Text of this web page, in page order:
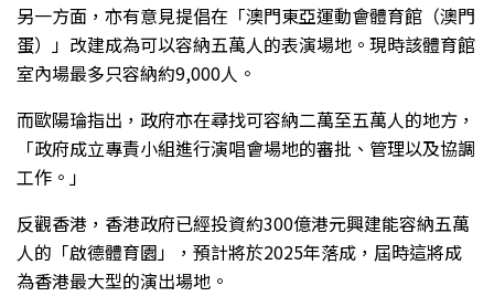
另一方面，亦有意見提倡在「澳門東亞運動會體育館（澳門
蛋）」改建成為可以容納五萬人的表演場地。現時該體育館
室內場最多只容納約9,000人。
而歐陽𤦎指出，政府亦在尋找可容納二萬至五萬人的地方，
「政府成立專責小組進行演唱會場地的審批、管理以及協調
工作。」
反觀香港，香港政府已經投資約300億港元興建能容納五萬
人的「啟德體育園」，預計將於2025年落成，屆時這將成
為香港最大型的演出場地。